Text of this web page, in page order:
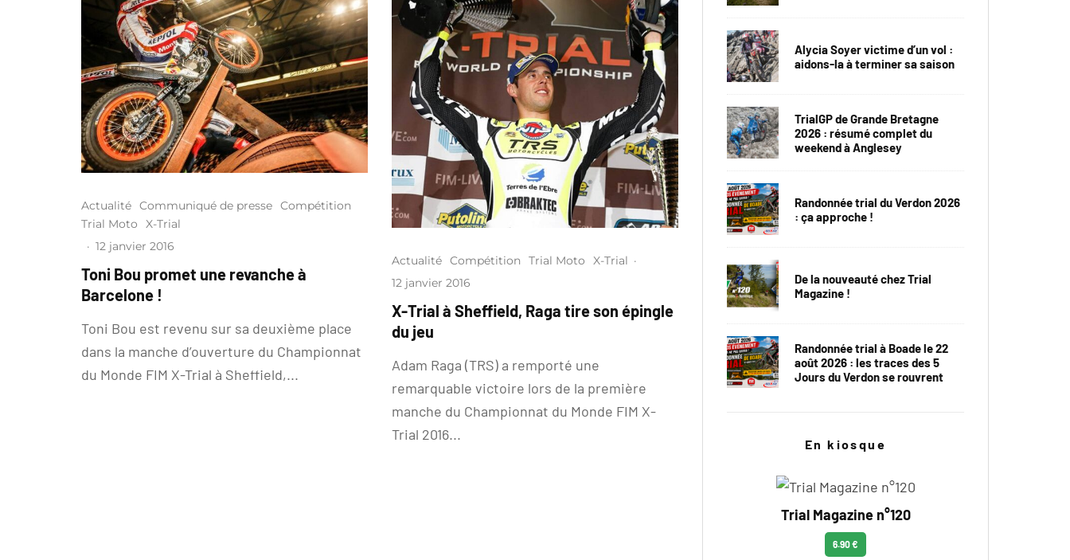
Actualité Communiqué de presse Compétition
Trial Moto
X-Trial
· 12 janvier 2016
Toni Bou promet une revanche à
Barcelone !
Toni Bou est revenu sur sa deuxième place
dans la manche d’ouverture du Championnat
du Monde FIM X-Trial à Sheffield,...
Actualité Compétition Trial Moto X-Trial ·
12 janvier 2016
X-Trial à Sheffield, Raga tire son épingle
du jeu
Adam Raga (TRS) a remporté une
remarquable victoire lors de la première
manche du Championnat du Monde FIM X-
Trial 2016...
Alycia Soyer victime d’un vol :
aidons-la à terminer sa saison
TrialGP de Grande Bretagne
2026 : résumé complet du
weekend à Anglesey
Randonnée trial du Verdon 2026
: ça approche !
De la nouveauté chez Trial
Magazine !
Randonnée trial à Boade le 22
août 2026 : les traces des 5
Jours du Verdon se rouvrent
En kiosque
Trial Magazine n°120
6.90 €